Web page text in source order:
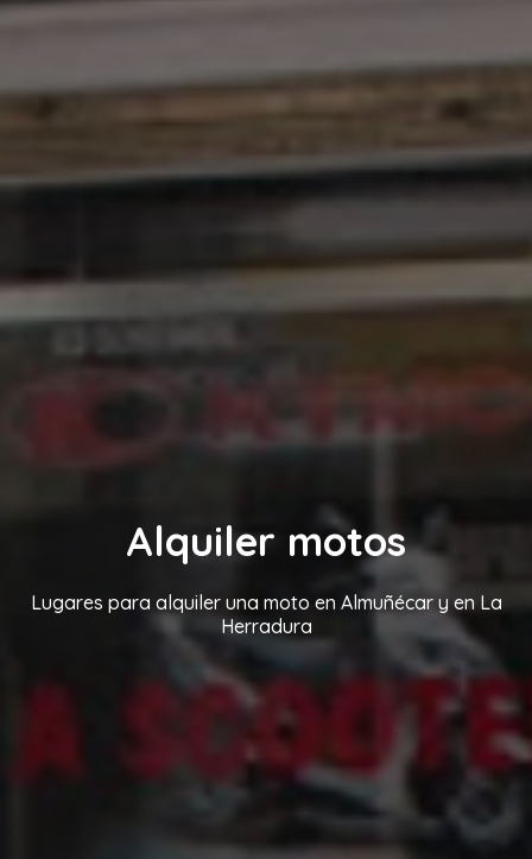
Alquiler motos
Lugares para alquiler una moto en Almuñécar y en La
Herradura